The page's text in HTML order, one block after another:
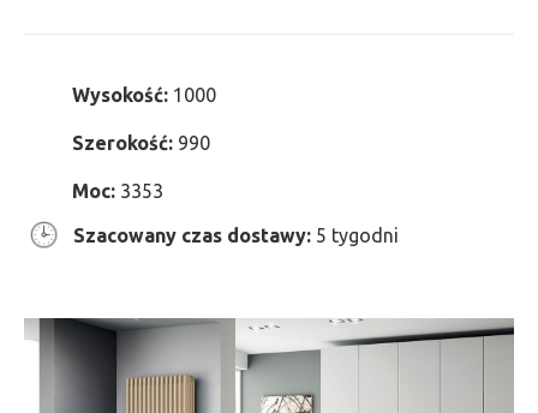
Wysokość: 1000
Szerokość: 990
Moc: 3353
Szacowany czas dostawy: 5 tygodni